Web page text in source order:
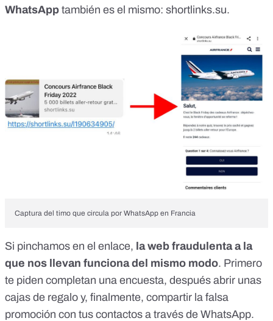
WhatsApp también es el mismo: shortlinks.su.
Captura del timo que circula por WhatsApp en Francia
Si pinchamos en el enlace, la web fraudulenta a la
que nos llevan funciona del mismo modo. Primero
te piden completan una encuesta, después abrir unas
cajas de regalo y, finalmente, compartir la falsa
promoción con tus contactos a través de WhatsApp.